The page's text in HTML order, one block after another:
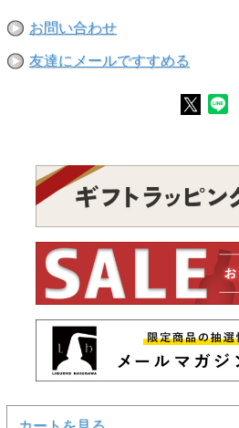
お問い合わせ
友達にメールですすめる